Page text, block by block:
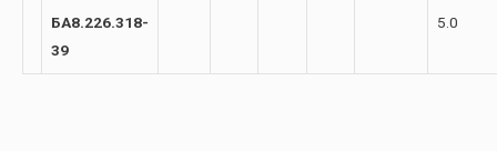
БА8.226.318-
39
5.0